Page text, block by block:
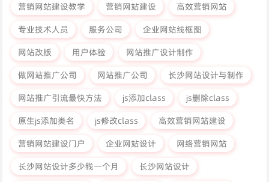
营销网站建设教学
营销网站建设
高效营销网站
专业技术人员
服务公司
企业网站线框图
网站改版
用户体验
网站推广设计制作
做网站推广公司
网站推广公司
长沙网站设计与制作
网站推广引流最快方法
js添加class
js删除class
原生js添加类名
js修改class
高效营销网站建设
营销网站建设门户
企业网站设计
网络营销网站
长沙网站设计多少钱一个月
长沙网站设计